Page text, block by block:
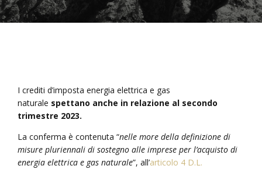
I crediti d’imposta energia elettrica e gas
naturale spettano anche in relazione al secondo
trimestre 2023.
La conferma è contenuta “nelle more della definizione di
misure pluriennali di sostegno alle imprese per l’acquisto di
energia elettrica e gas naturale”, all’articolo 4 D.L.